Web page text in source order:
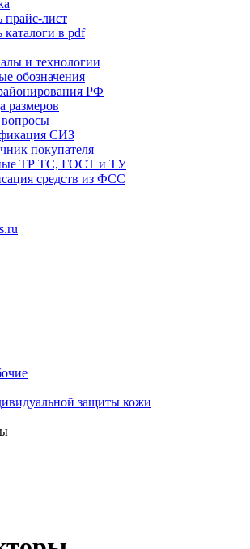
прайс-лист
каталоги в pdf
и технологии
обозначения
РФ
размеров
СИЗ
покупателя
ТР ТС, ГОСТ и ТУ
средств из ФСС
защиты кожи